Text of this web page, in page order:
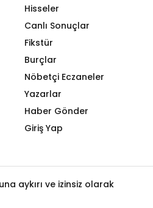
Hisseler
Canlı Sonuçlar
Fikstür
Burçlar
Nöbetçi Eczaneler
Yazarlar
Haber Gönder
Giriş Yap
aykırı ve izinsiz olarak